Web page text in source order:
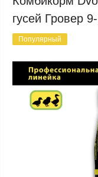
гусей Гровер
Популярный